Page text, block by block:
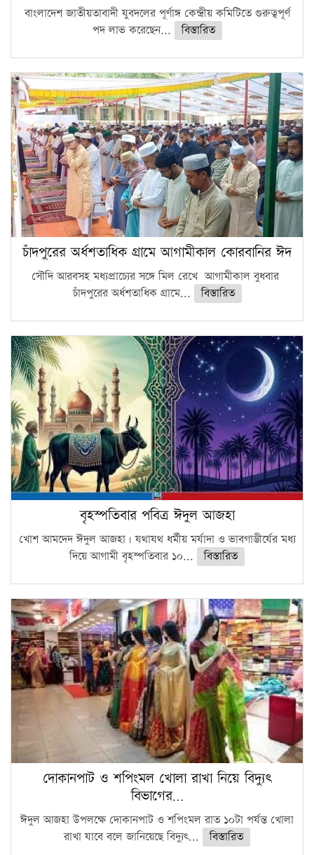
বাংলাদেশ জাতীয়তাবাদী যুবদলের পূর্ণাঙ্গ কেন্দ্রীয় কমিটিতে গুরুত্বপূর্ণ
পদ লাভ করেছেন...
বিস্তারিত
চাঁদপুরের অর্ধশতাধিক গ্রামে আগামীকাল কোরবানির ঈদ
সৌদি আরবসহ মধ্যপ্রাচ্যের সঙ্গে মিল রেখে আগামীকাল বুধবার
চাঁদপুরের অর্ধশতাধিক গ্রামে...
বিস্তারিত
বৃহস্পতিবার পবিত্র ঈদুল আজহা
খোশ আমদেদ ঈদুল আজহা। যথাযথ ধর্মীয় মর্যাদা ও ভাবগাম্ভীর্যের মধ্য
দিয়ে আগামী বৃহস্পতিবার ১০...
বিস্তারিত
দোকানপাট ও শপিংমল খোলা রাখা নিয়ে বিদ্যুৎ
বিভাগের…
ঈদুল আজহা উপলক্ষে দোকানপাট ও শপিংমল রাত ১০টা পর্যন্ত খোলা
রাখা যাবে বলে জানিয়েছে বিদ্যুৎ...
বিস্তারিত